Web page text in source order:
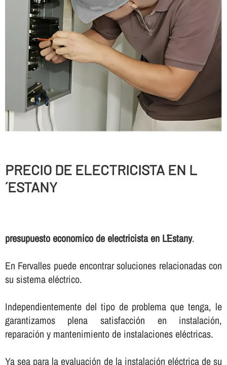
PRECIO DE ELECTRICISTA EN L
´ESTANY
presupuesto economico de electricista en L´Estany.
En Fervalles puede encontrar soluciones relacionadas con
su sistema eléctrico.
Independientemente del tipo de problema que tenga, le
garantizamos plena satisfacción en instalación,
reparación y mantenimiento de instalaciones eléctricas.
Ya sea para la evaluación de la instalación eléctrica de su